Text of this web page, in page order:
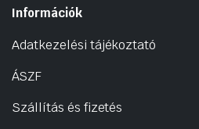
Információk
Adatkezelési tájékoztató
ÁSZF
Szállítás és fizetés